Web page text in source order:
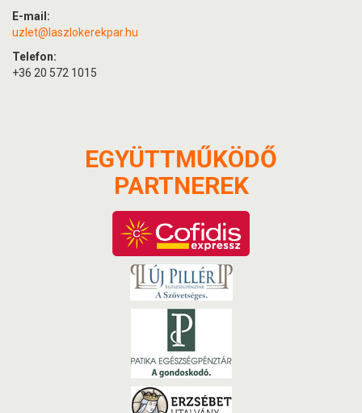
E-mail:
uzlet@laszlokerekpar.hu
Telefon:
+36 20 572 1015
EGYÜTTMŰKÖDŐ
PARTNEREK